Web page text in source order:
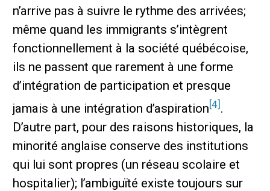
n’arrive pas à suivre le rythme des arrivées;
même quand les immigrants s’intègrent
fonctionnellement à la société québécoise,
ils ne passent que rarement à une forme
d’intégration de participation et presque
jamais à une intégration d’aspiration[4] .
D’autre part, pour des raisons historiques, la
minorité anglaise conserve des institutions
qui lui sont propres (un réseau scolaire et
hospitalier); l’ambiguïté existe toujours sur